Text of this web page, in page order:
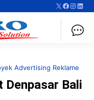
X
Advertising Reklame
Denpasar Bali